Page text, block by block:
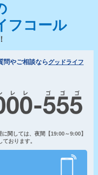
フコール
問やご相談ならグッドライフ
関しては、夜間【19:00～9:00】
おります。